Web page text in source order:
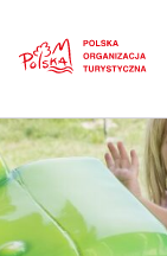
Polski
Česká
Dansk